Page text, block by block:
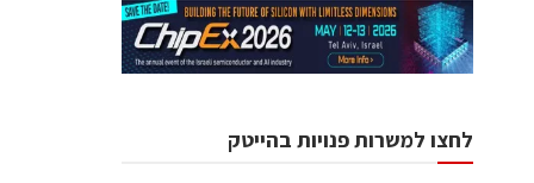
לחצו למשרות פנויות בהייטק